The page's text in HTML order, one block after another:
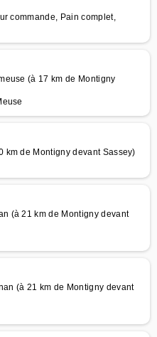
commande, Pain complet,
(à 17 km de Montigny
km de Montigny devant Sassey)
(à 21 km de Montigny devant
(à 21 km de Montigny devant